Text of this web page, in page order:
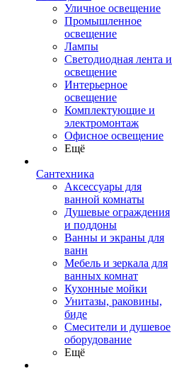
Уличное освещение
Промышленное
освещение
Лампы
Светодиодная лента и
освещение
Интерьерное
освещение
Комплектующие и
электромонтаж
Офисное освещение
Ещё
Сантехника
Аксессуары для
ванной комнаты
Душевые ограждения
и поддоны
Ванны и экраны для
ванн
Мебель и зеркала для
ванных комнат
Кухонные мойки
Унитазы, раковины,
биде
Смесители и душевое
оборудование
Ещё